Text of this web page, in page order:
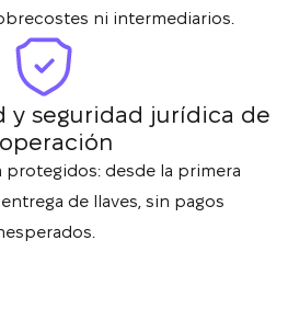
ni intermediarios.
y seguridad jurídica de
protegidos: desde la primera
de llaves, sin pagos